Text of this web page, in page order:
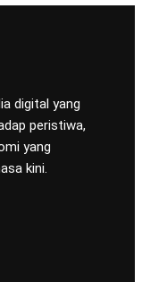
digital yang
peristiwa,
yang
kini.